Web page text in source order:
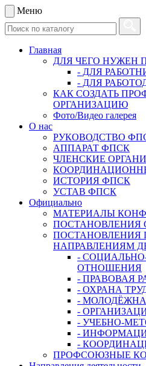
Меню
Главная
ДЛЯ ЧЕГО НУЖЕН
- ДЛЯ
- ДЛЯ
КАК СОЗДАТЬ
ОРГАНИЗАЦИЮ
Фото/Видео галерея
О нас
РУКОВОДСТВО
АППАРАТ ФПСК
ЧЛЕНСКИЕ
ИСТОРИЯ ФПСК
УСТАВ ФПСК
Официально
МАТЕРИАЛЫ
ПОСТАНОВЛЕНИЯ
ПОСТАНОВЛЕНИЯ
НАПРАВЛЕНИЯМ
-
ОТНОШЕНИЯ
- ПРАВОВАЯ
- ОХРАНА
-
-
- УЧЕБНО-
-
-
ПРОФСОЮЗНЫЕ